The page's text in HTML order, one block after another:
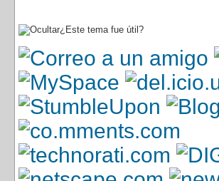
¿Este tema fue útil?